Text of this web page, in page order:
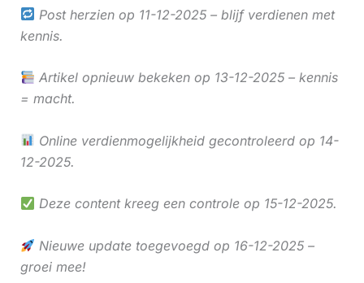
Post herzien op 11-12-2025 – blijf verdienen met
kennis.
Artikel opnieuw bekeken op 13-12-2025 – kennis
= macht.
Online verdienmogelijkheid gecontroleerd op 14-
12-2025.
Deze content kreeg een controle op 15-12-2025.
Nieuwe update toegevoegd op 16-12-2025 –
groei mee!